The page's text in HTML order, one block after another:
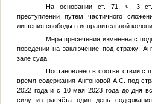
На основании ст. 71, ч. 3
преступлений путём частичного
лишения свободы в исправительной
Мера пресечения изменена с
поведении на заключение под стражу;
зале суда.
Постановлено в соответствии с
время содержания Антоновой А.С. под
2022 года и с 10 мая 2023 года до дня
силу из расчёта один день